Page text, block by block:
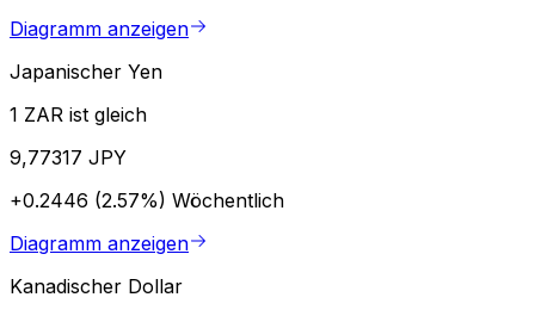
Diagramm anzeigen
Japanischer Yen
1 ZAR ist gleich
9,77317 JPY
+0.2446 (2.57%) Wöchentlich
Diagramm anzeigen
Kanadischer Dollar